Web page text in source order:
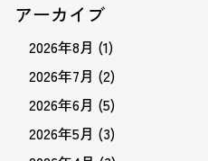
アーカイブ
2026年8月 (1)
2026年7月 (2)
2026年6月 (5)
2026年5月 (3)